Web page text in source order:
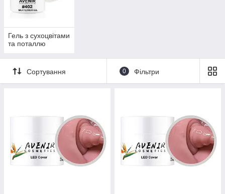
Гель з сухоцвітами
та поталлю
Сортування 0 Фільтри